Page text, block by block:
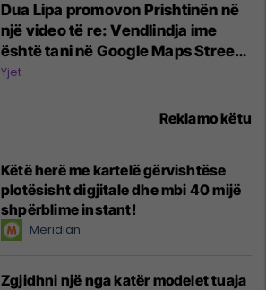
Dua Lipa promovon Prishtinën në
një video të re: Vendlindja ime
është tani në Google Maps Street
View
Yjet
Reklamo këtu
Këtë herë me kartelë gërvishtëse
plotësisht digjitale dhe mbi 40 mijë
shpërblime instant!
Meridian
Zgjidhni një nga katër modelet tuaja